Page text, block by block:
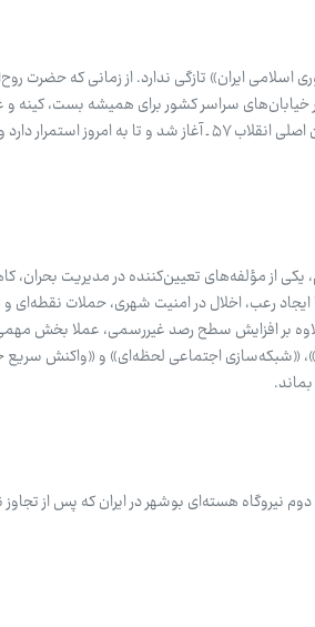
ایران» تازگی ندارد. از زمانی که حضرت
سراسر کشور برای همیشه بست، کینه و
آمریکا و رژیم آپارتاید اسرائیل در قبال مردم ـ بخوانید صاحبان اصلی انقلاب ۵۷ ـ
از مؤلفه‌های تعیین‌کننده در مدیریت بحران،
رعب، اخلال در امنیت ‌شهری، حملات نقطه‌ای و
بر افزایش سطح رصد غیررسمی، عملا بخش مهمی
«شبکه‌سازی اجتماعی لحظه‌ای» و «واکنش
هسته‌ای بوشهر در ایران که پس از تجاوز